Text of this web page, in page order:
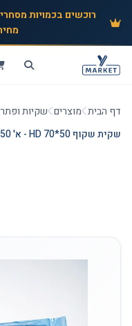
רוכשים בכמויות
דף הבית מוצרים שקיות
שקית שקוף 50*70 HD - א' 50 יח'